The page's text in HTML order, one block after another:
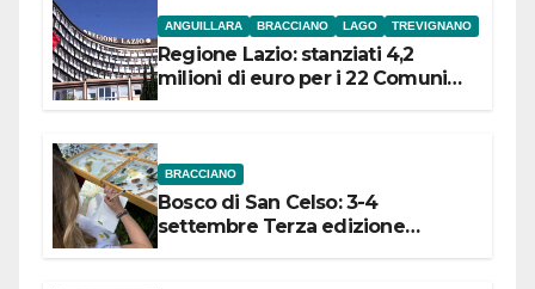
ANGUILLARA BRACCIANO LAGO TREVIGNANO
Regione Lazio: stanziati 4,2
milioni di euro per i 22 Comuni
BRACCIANO
Bosco di San Celso: 3-4
settembre Terza edizione